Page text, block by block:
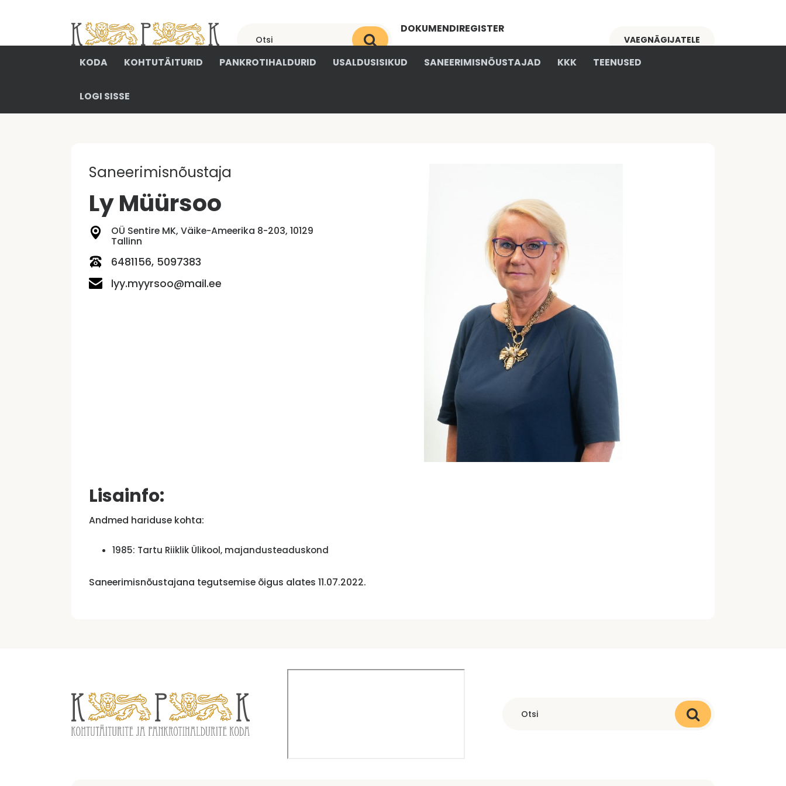
VAEGNÄGIJATELE
DOKUMENDIREGISTER
KODA
KOHTUTÄITURID PANKROTIHALDURID USALDUSISIKUD SANEERIMISNÕUSTAJAD KKK TEENUSED
LOGI SISSE
Saneerimisnõustaja
Ly Müürsoo
OÜ Sentire MK, Väike-Ameerika 8-203, 10129
Tallinn
6481156, 5097383
lyy.myyrsoo@mail.ee
Lisainfo:
Andmed hariduse kohta:
1985: Tartu Riiklik Ülikool, majandusteaduskond
Saneerimisnõustajana tegutsemise õigus alates 11.07.2022.